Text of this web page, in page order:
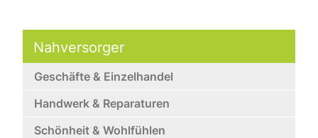
Nahversorger
Geschäfte & Einzelhandel
Handwerk & Reparaturen
Schönheit & Wohlfühlen